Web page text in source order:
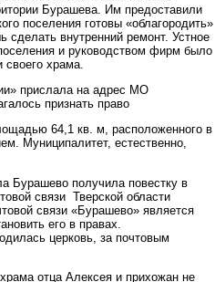
Бурашева. Им предоставили
поселения готовы «облагородить»
внутренний ремонт. Устное
и руководством фирм было
храма.
прислала на адрес МО
признать право
64,1 кв. м, расположенного в
Муниципалитет, естественно,
Бурашево получила повестку в
связи Тверской области
связи «Бурашево» является
его в правах.
церковь, за почтовым
отца Алексея и прихожан не